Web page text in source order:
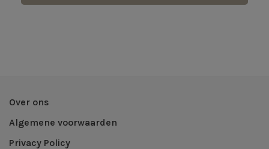
Over ons
Algemene voorwaarden
Privacy Policy